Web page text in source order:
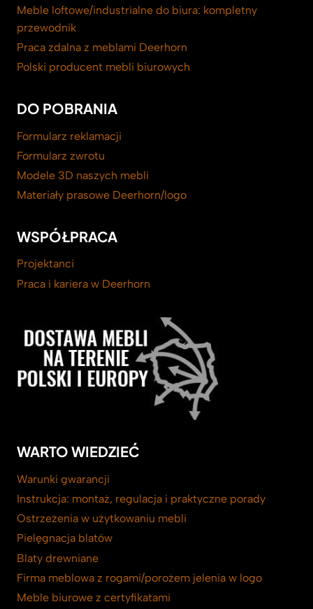
Meble loftowe/industrialne do biura: kompletny
przewodnik
Praca zdalna z meblami Deerhorn
Polski producent mebli biurowych
DO POBRANIA
Formularz reklamacji
Formularz zwrotu
Modele 3D naszych mebli
Materiały prasowe Deerhorn/logo
WSPÓŁPRACA
Projektanci
Praca i kariera w Deerhorn
WARTO WIEDZIEĆ
Warunki gwarancji
Instrukcja: montaż, regulacja i praktyczne porady
Ostrzeżenia w użytkowaniu mebli
Pielęgnacja blatów
Blaty drewniane
Firma meblowa z rogami/porożem jelenia w logo
Meble biurowe z certyfikatami